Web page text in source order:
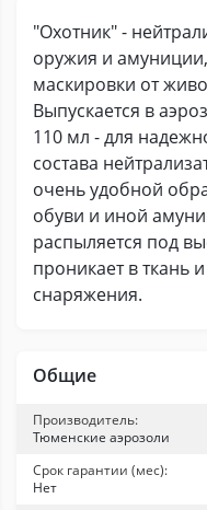
"Охотник" -
оружия и
маскировки от
Выпускается в
110 мл - для
состава
очень удобной
обуви и иной
распыляется под
проникает в ткань
снаряжения.
Общие
Производитель:
Тюменские аэрозоли
Срок гарантии (мес):
Нет